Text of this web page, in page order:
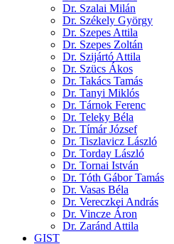
Dr. Szalai Milán
Dr. Székely György
Dr. Szepes Attila
Dr. Szepes Zoltán
Dr. Szijártó Attila
Dr. Szücs Ákos
Dr. Takács Tamás
Dr. Tanyi Miklós
Dr. Tárnok Ferenc
Dr. Teleky Béla
Dr. Tímár József
Dr. Tiszlavicz László
Dr. Torday László
Dr. Tornai István
Dr. Tóth Gábor Tamás
Dr. Vasas Béla
Dr. Vereczkei András
Dr. Vincze Áron
Dr. Zaránd Attila
GIST